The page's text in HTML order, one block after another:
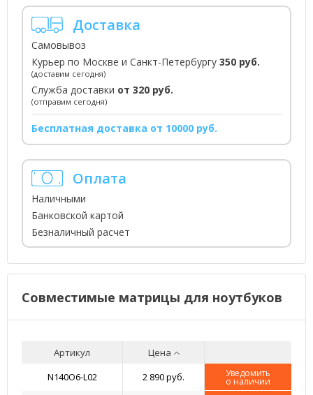
Доставка
Самовывоз
Курьер по Москве и Санкт-Петербургу 350 руб.
(доставим сегодня)
Служба доставки от 320 руб.
(отправим сегодня)
Бесплатная доставка от 10000 руб.
Оплата
Наличными
Банковской картой
Безналичный расчет
Совместимые матрицы для ноутбуков
Артикул
Цена
N140O6-L02
2 890 руб. Уведомить
о наличии